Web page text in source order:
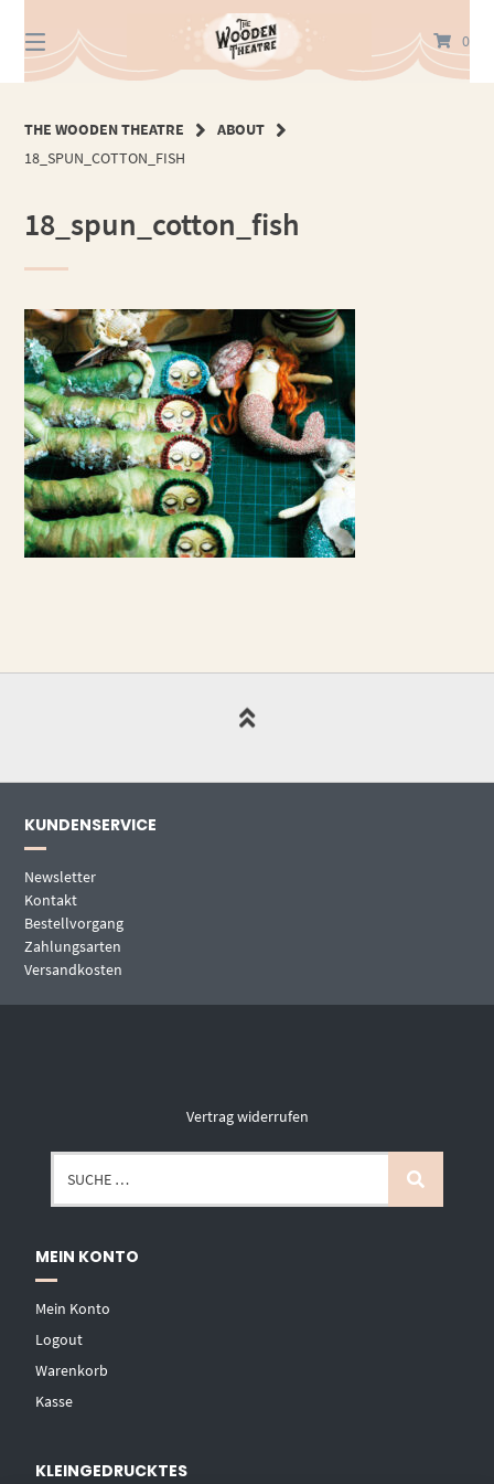
zum
Inhalt
0
THE WOODEN THEATRE
ABOUT
18_SPUN_COTTON_FISH
18_spun_cotton_fish
KUNDENSERVICE
Newsletter
Kontakt
Bestellvorgang
Zahlungsarten
Versandkosten
Vertrag widerrufen
MEIN KONTO
Mein Konto
Logout
Warenkorb
Kasse
KLEINGEDRUCKTES